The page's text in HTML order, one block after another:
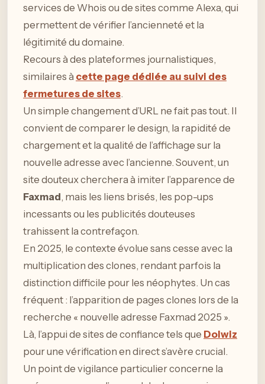
services de Whois ou de sites comme Alexa, qui
permettent de vérifier l’ancienneté et la
légitimité du domaine.
Recours à des plateformes journalistiques,
similaires à cette page dédiée au suivi des
fermetures de sites.
Un simple changement d’URL ne fait pas tout. Il
convient de comparer le design, la rapidité de
chargement et la qualité de l’affichage sur la
nouvelle adresse avec l’ancienne. Souvent, un
site douteux cherchera à imiter l’apparence de
Faxmad, mais les liens brisés, les pop-ups
incessants ou les publicités douteuses
trahissent la contrefaçon.
En 2025, le contexte évolue sans cesse avec la
multiplication des clones, rendant parfois la
distinction difficile pour les néophytes. Un cas
fréquent : l’apparition de pages clones lors de la
recherche « nouvelle adresse Faxmad 2025 ».
Là, l’appui de sites de confiance tels que Dolwiz
pour une vérification en direct s’avère crucial.
Un point de vigilance particulier concerne la